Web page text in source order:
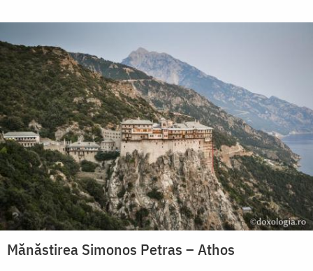
Mănăstirea Simonos Petras – Athos